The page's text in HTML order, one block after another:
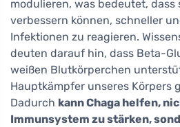
modulieren, was bedeutet, dass
verbessern können, schneller
Infektionen zu reagieren.
deuten darauf hin, dass Beta-
weißen Blutkörperchen
Hauptkämpfer unseres Körpers
Dadurch kann Chaga helfen,
Immunsystem zu stärken,